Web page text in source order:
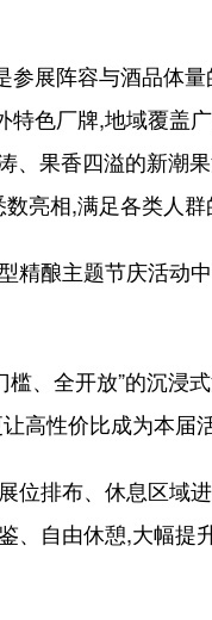
展阵容与酒品体
色厂牌,地域覆盖
、果香四溢的新潮
亮相,满足各类人群
酿主题节庆活动
、全开放”的沉浸
高性价比成为本届
排布、休息区域
自由休憩,大幅提